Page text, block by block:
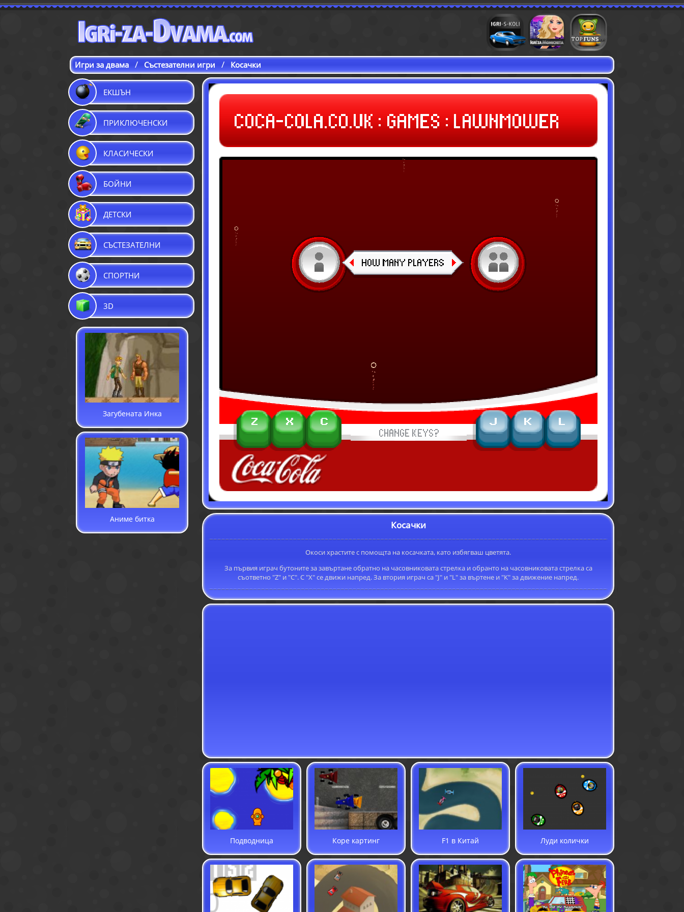
Игри с коли Игри за момичета
Игри за двама / Състезателни игри / Косачки
ЕКШЪН
ПРИКЛЮЧЕНСКИ
КЛАСИЧЕСКИ
БОЙНИ
ДЕТСКИ
СЪСТЕЗАТЕЛНИ
СПОРТНИ
3D
Загубената Инка
Аниме битка
Косачки
Окоси храстите с помощта на косачката, като избягваш цветята.
За първия играч бутоните за завъртане обратно на часовниковата стрелка и обранто на часовниковата стрелка са
съответно "Z" и "C". С "X" се движи напред. За втория играч са "J" и "L" за въртене и "К" за движение напред.
Подводница Коре картинг F1 в Китай Луди колички